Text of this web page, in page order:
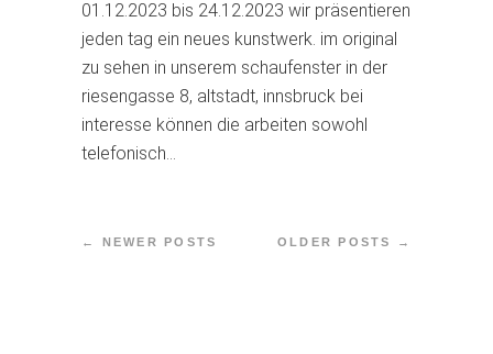
01.12.2023 bis 24.12.2023 wir präsentieren
jeden tag ein neues kunstwerk. im original
zu sehen in unserem schaufenster in der
riesengasse 8, altstadt, innsbruck bei
interesse können die arbeiten sowohl
telefonisch…
OLDER POSTS →
← NEWER POSTS